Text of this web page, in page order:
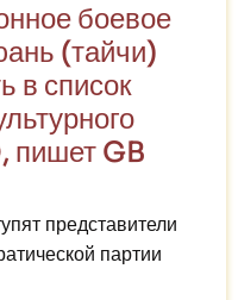
боевое
(тайчи)
в список
GB
представители
партии